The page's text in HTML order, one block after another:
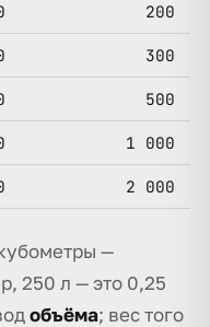
200
300
500
1 000
2 000
—
250 л — это 0,25
объёма; вес того